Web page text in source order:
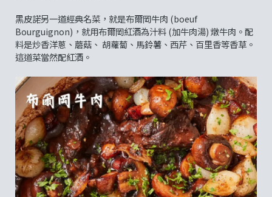
黑皮諾另一道經典名菜，就是布爾岡牛肉 (boeuf
Bourguignon)，就用布爾岡紅酒為汁料 (加牛肉湯) 燉牛肉。配
料是炒香洋蔥、蘑菇、 胡蘿蔔、馬鈴薯、西芹、百里香等香草。
這道菜當然配紅酒。